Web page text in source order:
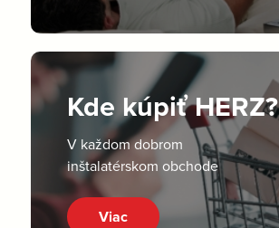
Kde kúpiť HERZ?
V každom dobrom
inštalatérskom obchode
Viac